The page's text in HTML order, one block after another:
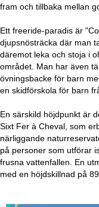
fram och tillbaka mellan
Ett freeride-paradis är
djupsnösträcka där man
däremot leka och stoja i
området. Man har även
övningsbacke för barn
en skidförskola för barn
En särskild höjdpunkt är
Sixt Fer à Cheval, som
närliggande
på personer som utförar
frusna vattenfallen. En
med en höjdskillnad på